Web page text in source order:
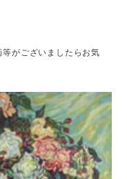
がございましたらお気